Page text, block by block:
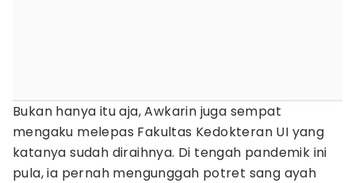
Bukan hanya itu aja, Awkarin juga sempat
mengaku melepas Fakultas Kedokteran UI yang
katanya sudah diraihnya. Di tengah pandemik ini
pula, ia pernah mengunggah potret sang ayah